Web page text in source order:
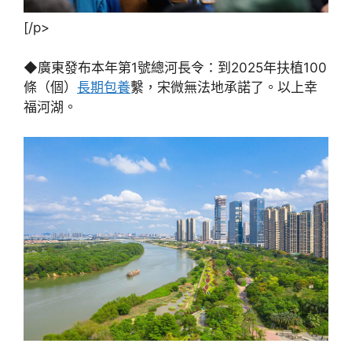
[/p>
◆廣東發布本年第1號總河長令：到2025年扶植100
條（個） 長期包養繫，宋微無法地承諾了。以上幸
福河湖。